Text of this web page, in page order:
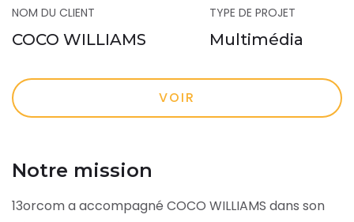
NOM DU CLIENT
COCO WILLIAMS
TYPE DE PROJET
Multimédia
VOIR
Notre mission
13orcom a accompagné COCO WILLIAMS dans son